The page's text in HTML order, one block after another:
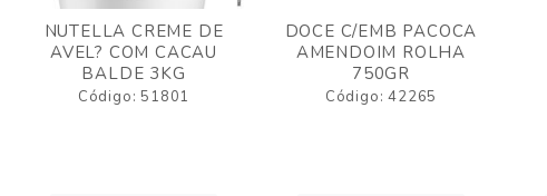
NUTELLA CREME DE
AVEL? COM CACAU
BALDE 3KG
Código: 51801
DOCE C/EMB PACOCA
AMENDOIM ROLHA
750GR
Código: 42265